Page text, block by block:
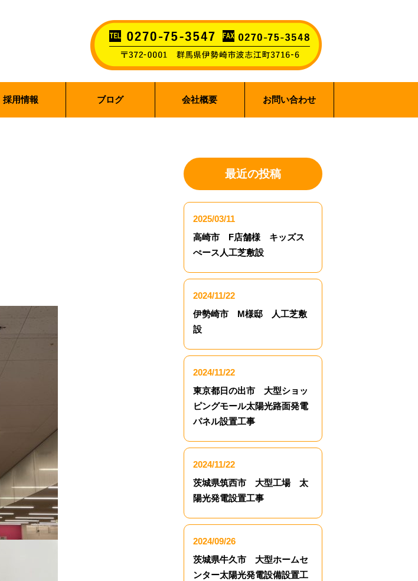
採用情報 ブログ 会社概要 お問い合わせ
最近の投稿
2025/03/11
高崎市 F店舗様 キッズス
ぺース人工芝敷設
2024/11/22
伊勢崎市 M様邸 人工芝敷
設
2024/11/22
東京都日の出市 大型ショッ
ピングモール太陽光路面発電
パネル設置工事
2024/11/22
茨城県筑西市 大型工場 太
陽光発電設置工事
2024/09/26
茨城県牛久市 大型ホームセ
ンター太陽光発電設備設置工